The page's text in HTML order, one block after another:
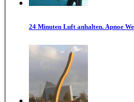
24 Minuten Luft anhalten. Apnoe